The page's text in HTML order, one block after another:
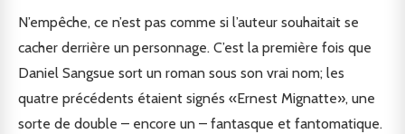
N’empêche, ce n’est pas comme si l’auteur souhaitait se
cacher derrière un personnage. C’est la première fois que
Daniel Sangsue sort un roman sous son vrai nom; les
quatre précédents étaient signés «Ernest Mignatte», une
sorte de double – encore un – fantasque et fantomatique.